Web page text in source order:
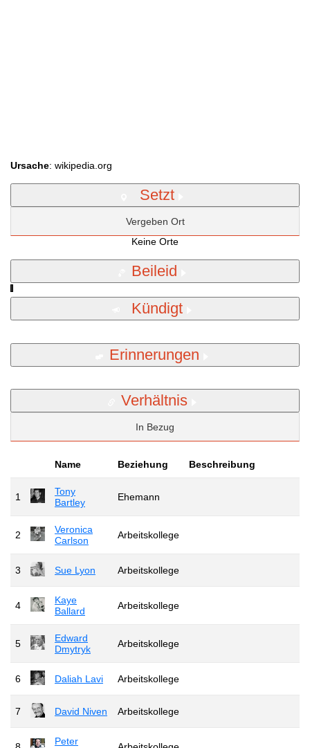
Ursache: wikipedia.org
Setzt
Vergeben Ort
Keine Orte
Beileid
Kündigt
Erinnerungen
Verhältnis
In Bezug
Name Beziehung Beschreibung
1
Tony
Bartley
Ehemann
2
Veronica
Carlson
Arbeitskollege
3 Sue Lyon Arbeitskollege
4
Kaye
Ballard
Arbeitskollege
5
Edward
Dmytryk
Arbeitskollege
6 Daliah Lavi Arbeitskollege
7 David Niven Arbeitskollege
Peter